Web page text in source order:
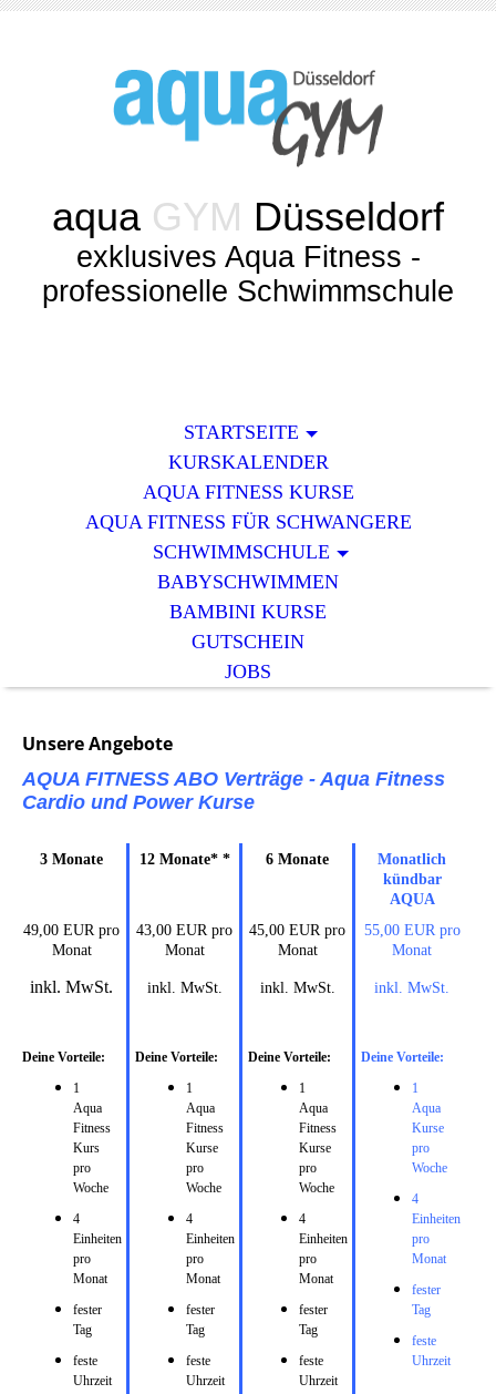
aqua GYM Düsseldorf
exklusives Aqua Fitness -
professionelle Schwimmschule
STARTSEITE
KURSKALENDER
AQUA FITNESS KURSE
AQUA FITNESS FÜR SCHWANGERE
SCHWIMMSCHULE
BABYSCHWIMMEN
BAMBINI KURSE
GUTSCHEIN
JOBS
Unsere Angebote
AQUA FITNESS ABO Verträge - Aqua Fitness
Cardio und Power Kurse
3 Monate 12 Monate* * 6 Monate
Monatlich
kündbar
AQUA
49,00 EUR pro
Monat
inkl. MwSt.
43,00 EUR pro
Monat
inkl. MwSt.
45,00 EUR pro
Monat
inkl. MwSt.
55,00 EUR pro
Monat
inkl. MwSt.
Deine Vorteile: Deine Vorteile: Deine Vorteile:
Deine Vorteile:
1
Aqua
Fitness
Kurs
pro
Woche
4
Einheiten
pro
Monat
fester
Tag
feste
Uhrzeit
1
Aqua
Fitness
Kurse
pro
Woche
4
Einheiten
pro
Monat
fester
Tag
feste
Uhrzeit
1
Aqua
Fitness
Kurse
pro
Woche
4
Einheiten
pro
Monat
fester
Tag
feste
Uhrzeit
1
Aqua
Kurse
pro
Woche
4
Einheiten
pro
Monat
fester
Tag
feste
Uhrzeit